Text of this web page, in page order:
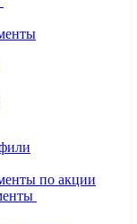
по акции